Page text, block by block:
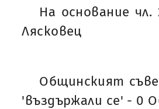
На основание
Лясковец
Общинският
'въздържали се' - 0